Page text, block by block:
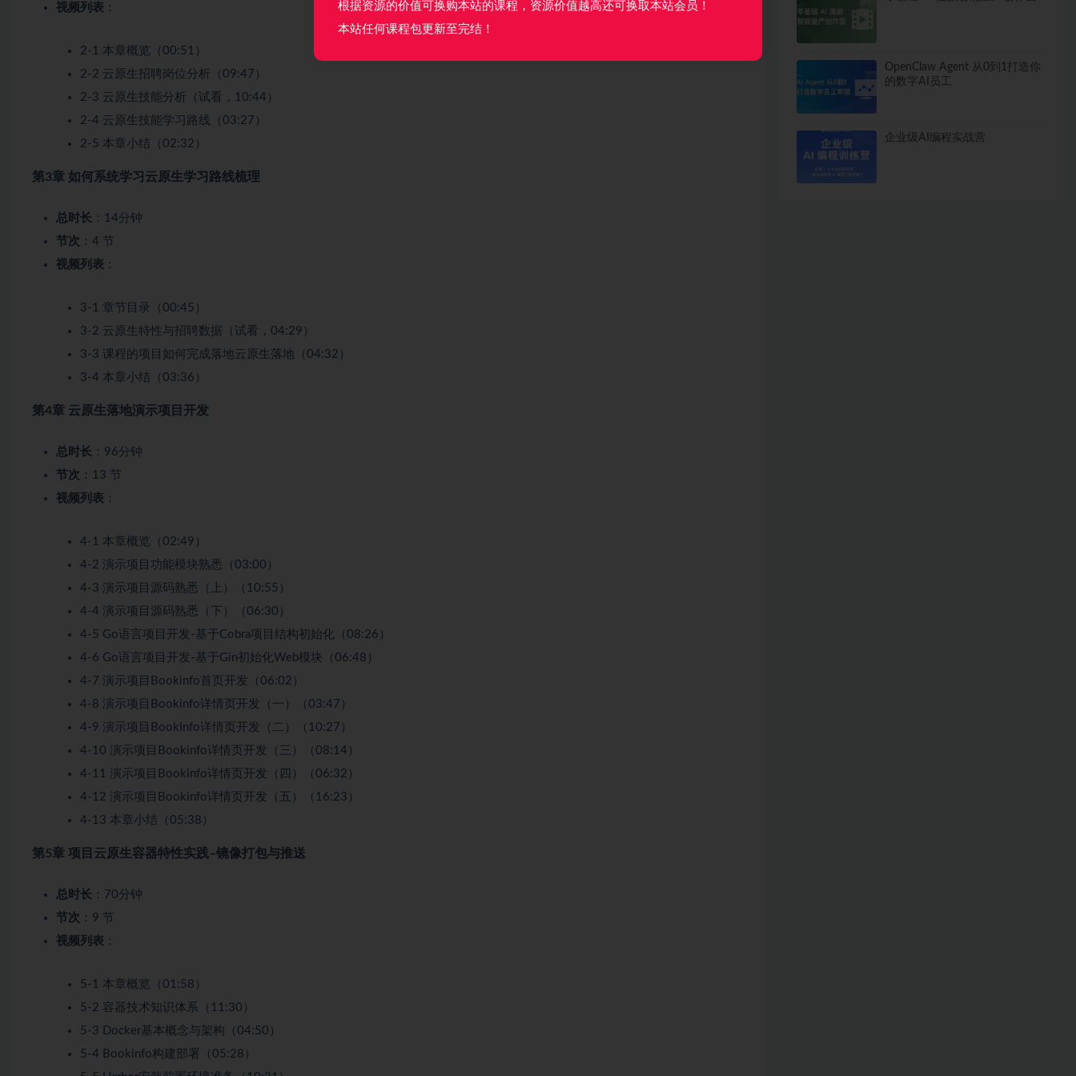
视频列表 ：
2-1 本章概览（00:51）
2-2 云原生招聘岗位分析（09:47）
2-3 云原生技能分析（试看，10:44）
2-4 云原生技能学习路线（03:27）
2-5 本章小结（02:32）
第3章 如何系统学习云原生学习路线梳理
总时长 ：14分钟
节次 ：4 节
视频列表 ：
3-1 章节目录（00:45）
3-2 云原生特性与招聘数据（试看，04:29）
3-3 课程的项目如何完成落地云原生落地（04:32）
3-4 本章小结（03:36）
第4章 云原生落地演示项目开发
总时长 ：96分钟
节次 ：13 节
视频列表 ：
4-1 本章概览（02:49）
4-2 演示项目功能模块熟悉（03:00）
4-3 演示项目源码熟悉（上）（10:55）
4-4 演示项目源码熟悉（下）（06:30）
4-5 Go语言项目开发-基于Cobra项目结构初始化（08:26）
4-6 Go语言项目开发-基于Gin初始化Web模块（06:48）
4-7 演示项目Bookinfo首页开发（06:02）
4-8 演示项目Bookinfo详情页开发（一）（03:47）
4-9 演示项目BookInfo详情页开发（二）（10:27）
4-10 演示项目Bookinfo详情页开发（三）（08:14）
4-11 演示项目Bookinfo详情页开发（四）（06:32）
4-12 演示项目Bookinfo详情页开发（五）（16:23）
4-13 本章小结（05:38）
第5章 项目云原生容器特性实践–镜像打包与推送
总时长 ：70分钟
节次 ：9 节
视频列表 ：
5-1 本章概览（01:58）
5-2 容器技术知识体系（11:30）
5-3 Docker基本概念与架构（04:50）
5-4 Bookinfo构建部署（05:28）
OpenClaw Agent 从0到1打造你
的数字AI员工
企业级AI编程实战营
根据资源的价值可换购本站的课程，资源价值越高还可换取本站会员！
本站任何课程包更新至完结！